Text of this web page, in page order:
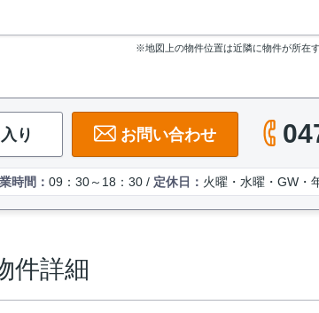
※地図上の物件位置は近隣に物件が所在
り お問い合わせ
時間： 09：30～18：30 / 定休日： 火曜・水曜・GW・
件詳細